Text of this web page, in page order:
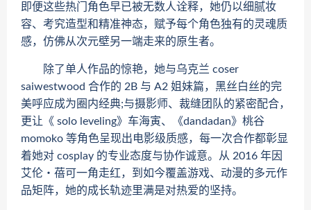
即便这些热门角色早已被无数人诠释，她仍以细腻妆
容、考究造型和精准神态，赋予每个角色独有的灵魂质
感，仿佛从次元壁另一端走来的原生者。
除了单人作品的惊艳，她与乌克兰 coser
saiwestwood 合作的 2B 与 A2 姐妹篇，黑丝白丝的完
美呼应成为圈内经典;与摄影师、裁缝团队的紧密配合，
更让《 solo leveling》车海寅、《dandadan》桃谷
momoko 等角色呈现出电影级质感，每一次合作都彰显
着她对 cosplay 的专业态度与协作诚意。从 2016 年因
艾伦・蓓可一角走红，到如今覆盖游戏、动漫的多元作
品矩阵，她的成长轨迹里满是对热爱的坚持。